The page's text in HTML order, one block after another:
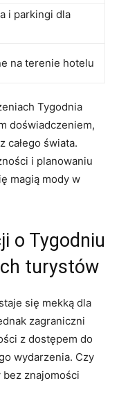
i parkingi dla
na terenie hotelu
Tygodnia
doświadczeniem,
całego świata.
i planowaniu​
magią‌ mody w
o Tygodniu
turystów
się mekką dla
zagraniczni
z dostępem do
wydarzenia. Czy
bez ​znajomości